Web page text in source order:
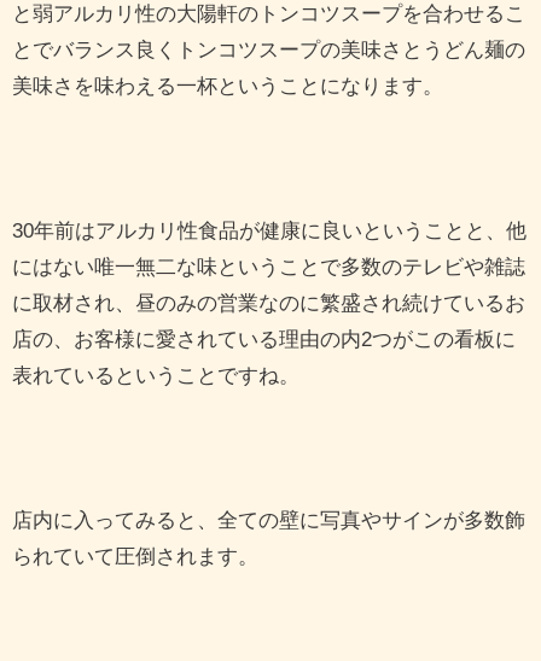
と弱アルカリ性の大陽軒のトンコツスープを合わせるこ
とでバランス良くトンコツスープの美味さとうどん麺の
美味さを味わえる一杯ということになります。
30年前はアルカリ性食品が健康に良いということと、他
にはない唯一無二な味ということで多数のテレビや雑誌
に取材され、昼のみの営業なのに繁盛され続けているお
店の、お客様に愛されている理由の内2つがこの看板に
表れているということですね。
店内に入ってみると、全ての壁に写真やサインが多数飾
られていて圧倒されます。